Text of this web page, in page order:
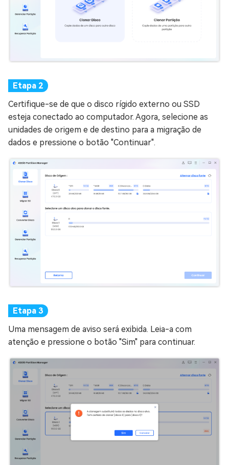
Certifique-se de que o disco rígido externo ou SSD
esteja conectado ao computador. Agora, selecione as
unidades de origem e de destino para a migração de
dados e pressione o botão "Continuar".
Uma mensagem de aviso será exibida. Leia-a com
atenção e pressione o botão "Sim" para continuar.